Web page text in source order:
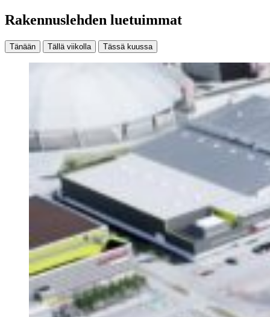
Rakennuslehden luetuimmat
Tänään Tällä viikolla Tässä kuussa